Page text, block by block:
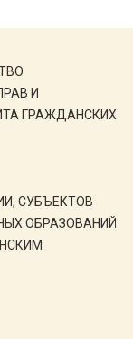
И
ГРАЖДАНСКИХ
СУБЪЕКТОВ
ОБРАЗОВАНИЙ